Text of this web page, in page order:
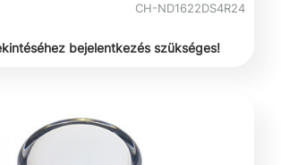
CH-ND1622DS4R24
bejelentkezés szükséges!